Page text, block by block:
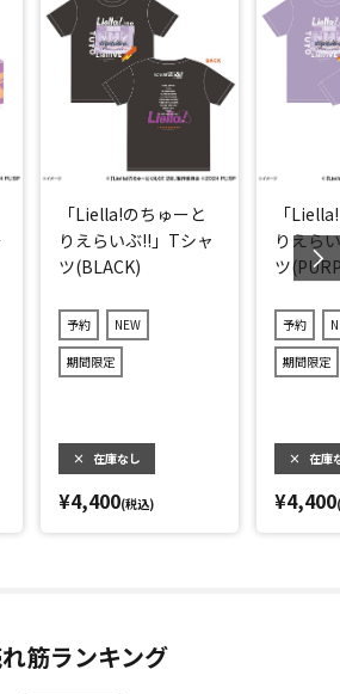
「Liella!のちゅーと
りえらいぶ!!」Tシャ
ツ(BLACK)
予約 NEW
期間限定
× 在庫なし
¥4,400(税込)
「
りえら
ツ
予約
期間限定
× 在庫
¥4,400
筋ランキング